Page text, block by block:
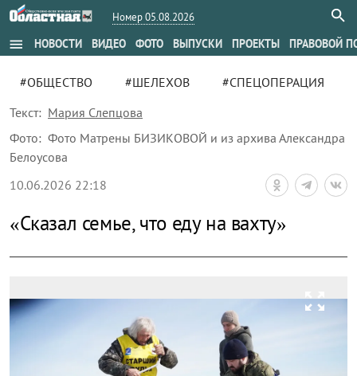
Номер 05.08.2026
menu НОВОСТИ ВИДЕО ФОТО ВЫПУСКИ ПРОЕКТЫ ПРАВОВОЙ
#ОБЩЕСТВО #ШЕЛЕХОВ
#СПЕЦОПЕРАЦИЯ
Текст: Мария Слепцова
Фото: Фото Матрены БИЗИКОВОЙ и из архива Александра
Белоусова
10.06.2026 22:18
«Сказал семье, что еду на вахту»
zoom_out_map